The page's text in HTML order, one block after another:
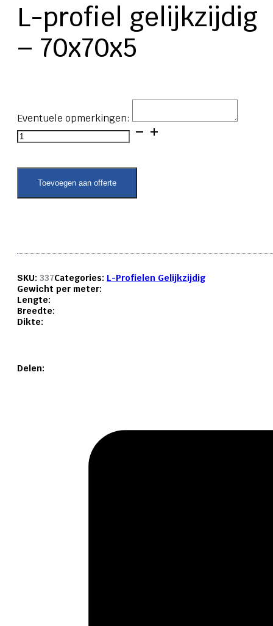
L-profiel gelijkzijdig
– 70x70x5
Eventuele opmerkingen:
L-
profiel
-
70x70x5
aantal
Toevoegen aan offerte
SKU: 337Categories: L-Profielen Gelijkzijdig
Gewicht per meter:
Lengte:
Breedte:
Dikte:
Delen: